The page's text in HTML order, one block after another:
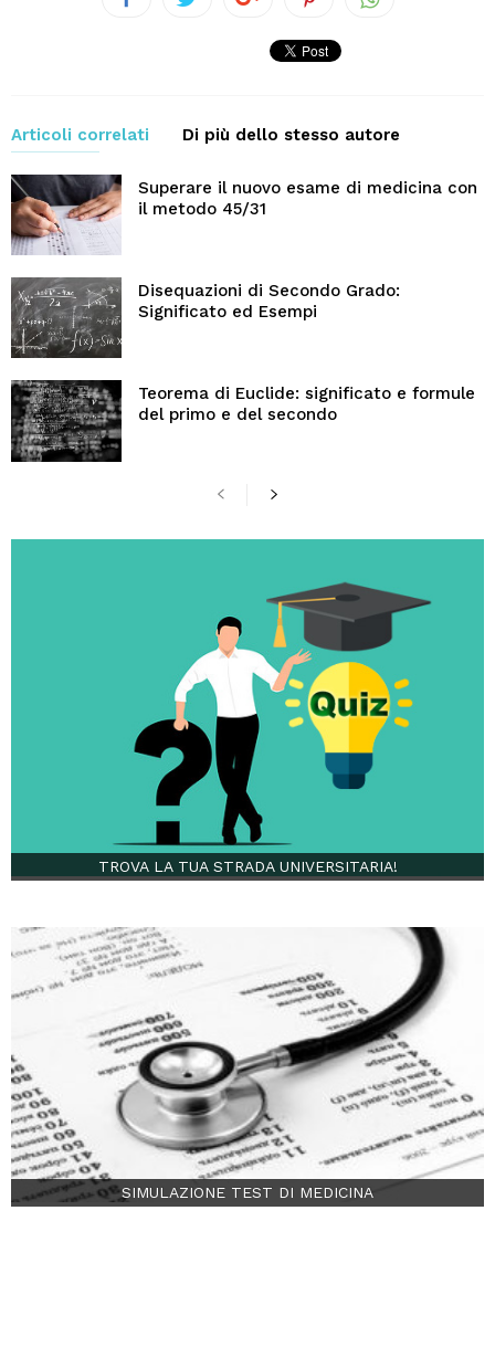
Articoli correlati Di più dello stesso autore
Superare il nuovo esame di medicina con
il metodo 45/31
Disequazioni di Secondo Grado:
Significato ed Esempi
Teorema di Euclide: significato e formule
del primo e del secondo
TROVA LA TUA STRADA UNIVERSITARIA!
SIMULAZIONE TEST DI MEDICINA